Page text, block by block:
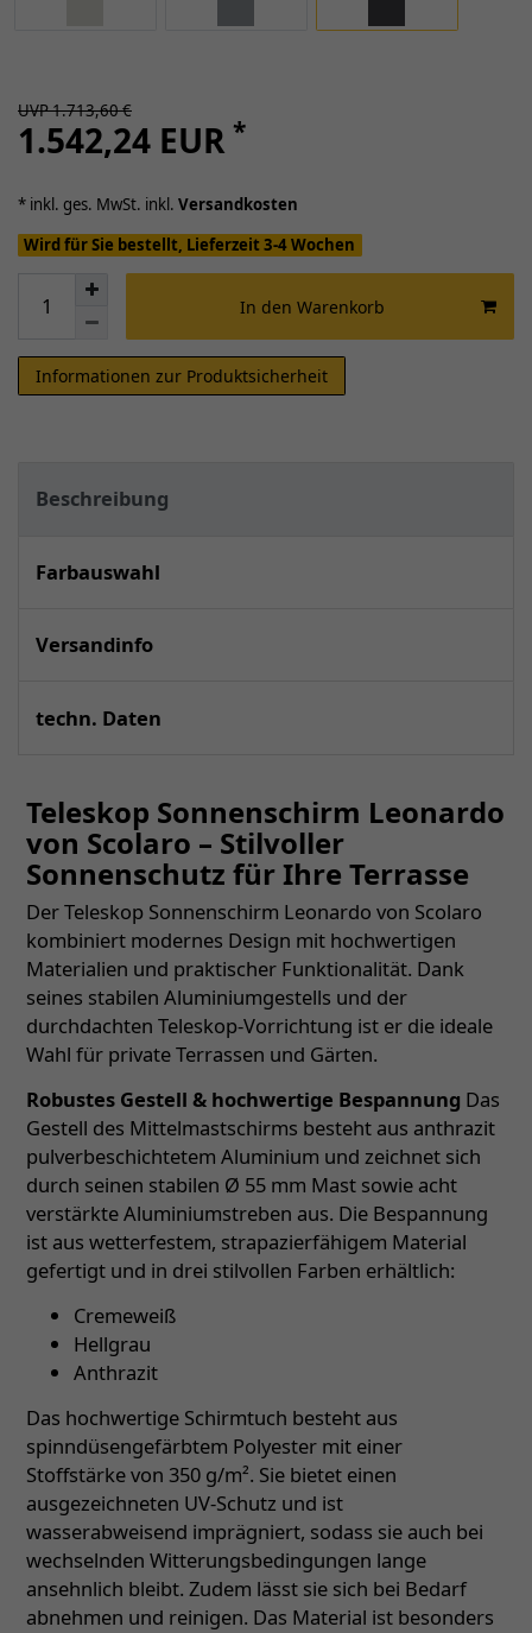
UVP 1.713,60 €
1.542,24 EUR *
* inkl. ges. MwSt. inkl. Versandkosten
Wird für Sie bestellt, Lieferzeit 3-4 Wochen
In den Warenkorb
Informationen zur Produktsicherheit
Beschreibung
Farbauswahl
Versandinfo
techn. Daten
Teleskop Sonnenschirm Leonardo
von Scolaro – Stilvoller
Sonnenschutz für Ihre Terrasse
Der Teleskop Sonnenschirm Leonardo von Scolaro
kombiniert modernes Design mit hochwertigen
Materialien und praktischer Funktionalität. Dank
seines stabilen Aluminiumgestells und der
durchdachten Teleskop-Vorrichtung ist er die ideale
Wahl für private Terrassen und Gärten.
Robustes Gestell & hochwertige Bespannung Das
Gestell des Mittelmastschirms besteht aus anthrazit
pulverbeschichtetem Aluminium und zeichnet sich
durch seinen stabilen Ø 55 mm Mast sowie acht
verstärkte Aluminiumstreben aus. Die Bespannung
ist aus wetterfestem, strapazierfähigem Material
gefertigt und in drei stilvollen Farben erhältlich:
Cremeweiß
Hellgrau
Anthrazit
Das hochwertige Schirmtuch besteht aus
spinndüsengefärbtem Polyester mit einer
Stoffstärke von 350 g/m². Sie bietet einen
ausgezeichneten UV-Schutz und ist
wasserabweisend imprägniert, sodass sie auch bei
wechselnden Witterungsbedingungen lange
ansehnlich bleibt. Zudem lässt sie sich bei Bedarf
abnehmen und reinigen. Das Material ist besonders